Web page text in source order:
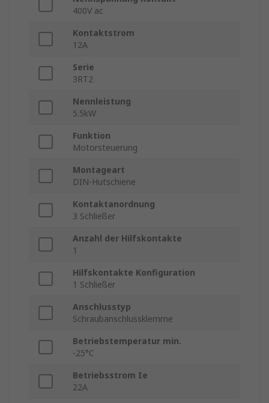
400V ac
Kontaktstrom
12A
Serie
3RT2
Nennleistung
5.5kW
Funktion
Motorsteuerung
Montageart
DIN-Hutschiene
Kontaktanordnung
3 Schließer
Anzahl der Hilfskontakte
1
Hilfskontakte Konfiguration
1 Schließer
Anschlusstyp
Schraubanschlussklemme
Betriebstemperatur min.
-25°C
Betriebsstrom Ie
22A